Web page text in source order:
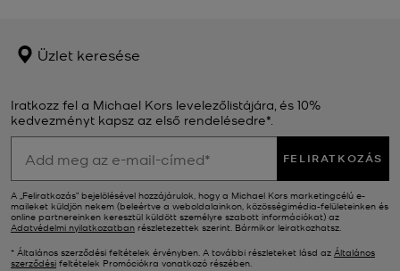
Üzlet keresése
Iratkozz fel a Michael Kors levelezőlistájára, és 10%
kedvezményt kapsz az első rendelésedre*.
FELIRATKOZÁS
A „Feliratkozás” bejelölésével hozzájárulok, hogy a Michael Kors marketingcélú e-
maileket küldjön nekem (beleértve a weboldalainkon, közösségimédia-felületeinken és
online partnereinken keresztül küldött személyre szabott információkat) az
Adatvédelmi nyilatkozatban részletezettek szerint. Bármikor leiratkozhatsz.
* Általános szerződési feltételek érvényben. A további részleteket lásd az Általános
szerződési feltételek Promóciókra vonatkozó részében.